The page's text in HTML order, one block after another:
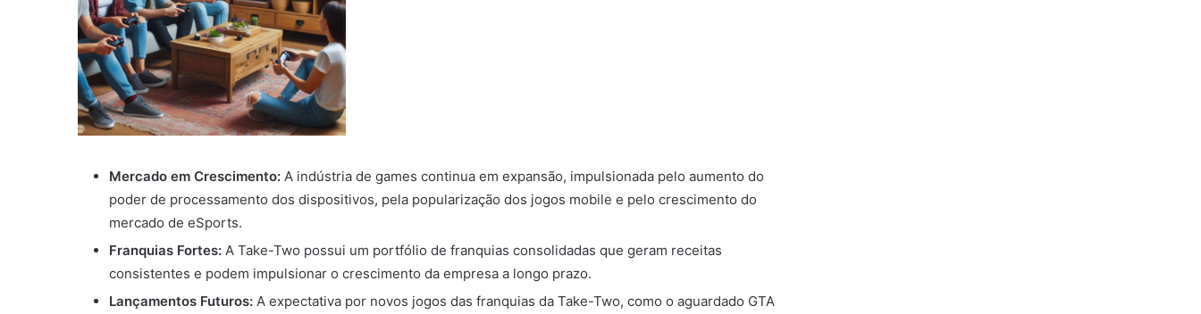
Mercado em Crescimento: A indústria de games continua em expansão, impulsionada pelo aumento do
poder de processamento dos dispositivos, pela popularização dos jogos mobile e pelo crescimento do
mercado de eSports.
Franquias Fortes: A Take-Two possui um portfólio de franquias consolidadas que geram receitas
consistentes e podem impulsionar o crescimento da empresa a longo prazo.
Lançamentos Futuros: A expectativa por novos jogos das franquias da Take-Two, como o aguardado GTA